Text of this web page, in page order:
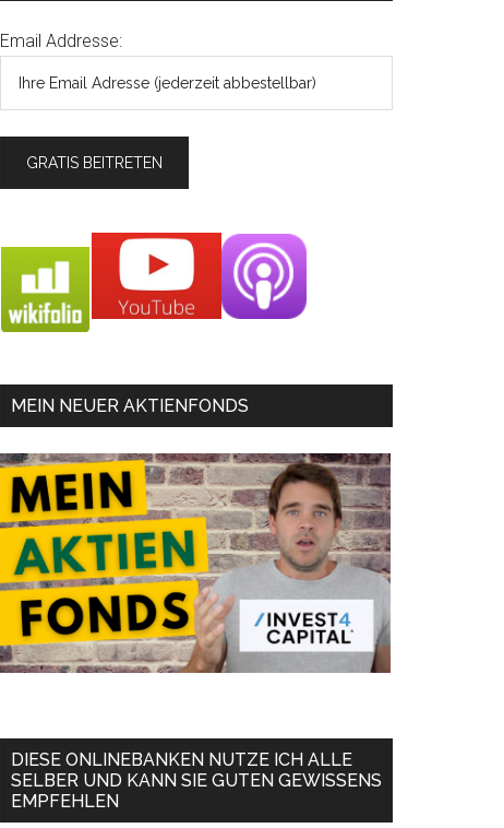
Email Addresse:
MEIN NEUER AKTIENFONDS
DIESE ONLINEBANKEN NUTZE ICH ALLE
SELBER UND KANN SIE GUTEN GEWISSENS
EMPFEHLEN